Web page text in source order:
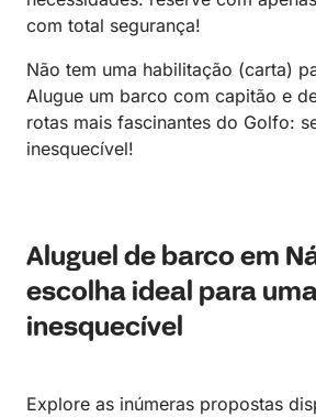
com total segurança!
Não tem uma habilitação (carta)
Alugue um barco com capitão e
rotas mais fascinantes do Golfo:
inesquecível!
Aluguel de barco em
escolha ideal para
inesquecível
Explore as inúmeras propostas